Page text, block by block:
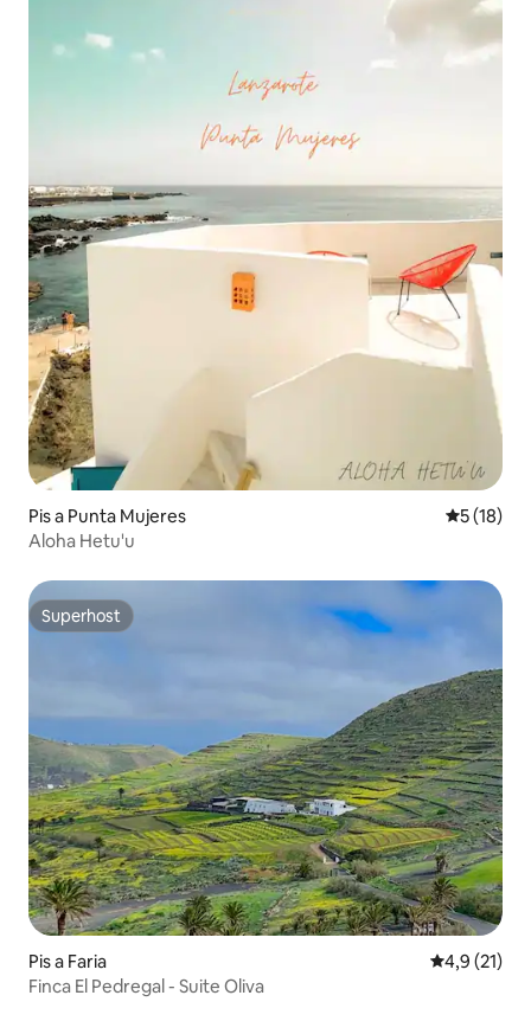
Pis a Punta Mujeres 5 de
5 (18)
Aloha Hetu'u
Superhost
Superhost
Pis a Faria 4,9 de
4,9 (21)
Finca El Pedregal - Suite Oliva